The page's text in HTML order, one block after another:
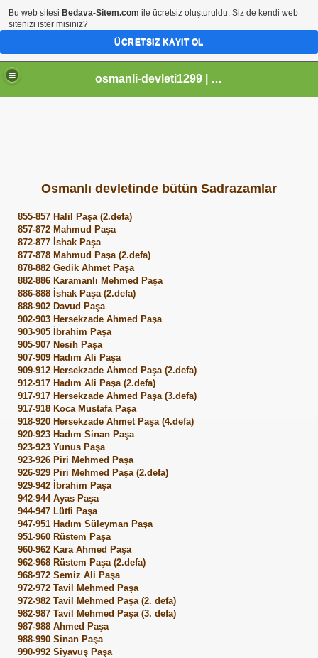
osmanli-devleti1299 | Osmanli Devleti | osmanli padisahlari | osmanli vezirleri | Osmanli Ansiklopedi Bilgileri
Osmanlı devletinde bütün Sadrazamlar
855-857 Halil Paşa (2.defa)
857-872 Mahmud Paşa
872-877 İshak Paşa
877-878 Mahmud Paşa (2.defa)
878-882 Gedik Ahmet Paşa
882-886 Karamanlı Mehmed Paşa
886-888 İshak Paşa (2.defa)
888-902 Davud Paşa
902-903 Hersekzade Ahmed Paşa
903-905 İbrahim Paşa
905-907 Nesih Paşa
907-909 Hadım Ali Paşa
909-912 Hersekzade Ahmed Paşa (2.defa)
912-917 Hadım Ali Paşa (2.defa)
917-917 Hersekzade Ahmed Paşa (3.defa)
917-918 Koca Mustafa Paşa
918-920 Hersekzade Ahmet Paşa (4.defa)
920-923 Hadım Sinan Paşa
923-923 Yunus Paşa
923-926 Piri Mehmed Paşa
926-929 Piri Mehmed Paşa (2.defa)
929-942 İbrahim Paşa
942-944 Ayas Paşa
944-947 Lütfi Paşa
947-951 Hadım Süleyman Paşa
951-960 Rüstem Paşa
960-962 Kara Ahmed Paşa
962-968 Rüstem Paşa (2.defa)
968-972 Semiz Ali Paşa
972-972 Tavil Mehmed Paşa
972-982 Tavil Mehmed Paşa (2. defa)
982-987 Tavil Mehmed Paşa (3. defa)
987-988 Ahmed Paşa
988-990 Sinan Paşa
990-992 Siyavuş Paşa
Bu web sitesi Bedava-Sitem.com ile ücretsiz oluşturuldu. Siz de kendi web
sitenizi ister misiniz?
ÜCRETSIZ KAYIT OL